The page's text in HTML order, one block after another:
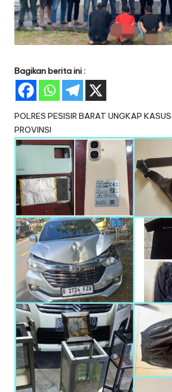
Bagikan berita ini :
POLRES PESISIR BARAT UNGKAP
PROVINSI